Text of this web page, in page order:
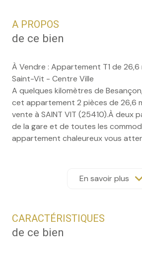
A PROPOS
de ce bien
À Vendre : Appartement T1 de 26,6
Saint-Vit - Centre Ville
A quelques kilomètres de
cet appartement 2 pièces de 26,6
vente à SAINT VIT (25410).À deux
de la gare et de toutes les
appartement chaleureux vous
accueillante. On découvre une
séparée de l’espace salon, ce qui
et chaloureux, parfait pour se
salle d’eau, équipée d’une douche,
En savoir plus
CARACTÉRISTIQUES
de ce bien